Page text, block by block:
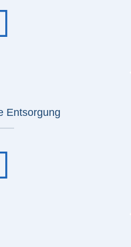
Entsorgung